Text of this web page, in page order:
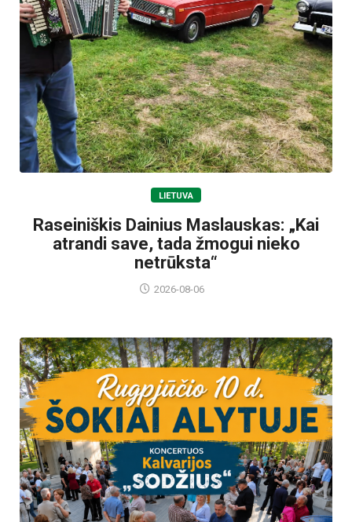
LIETUVA
Raseiniškis Dainius Maslauskas: „Kai
atrandi save, tada žmogui nieko
netrūksta“
2026-08-06